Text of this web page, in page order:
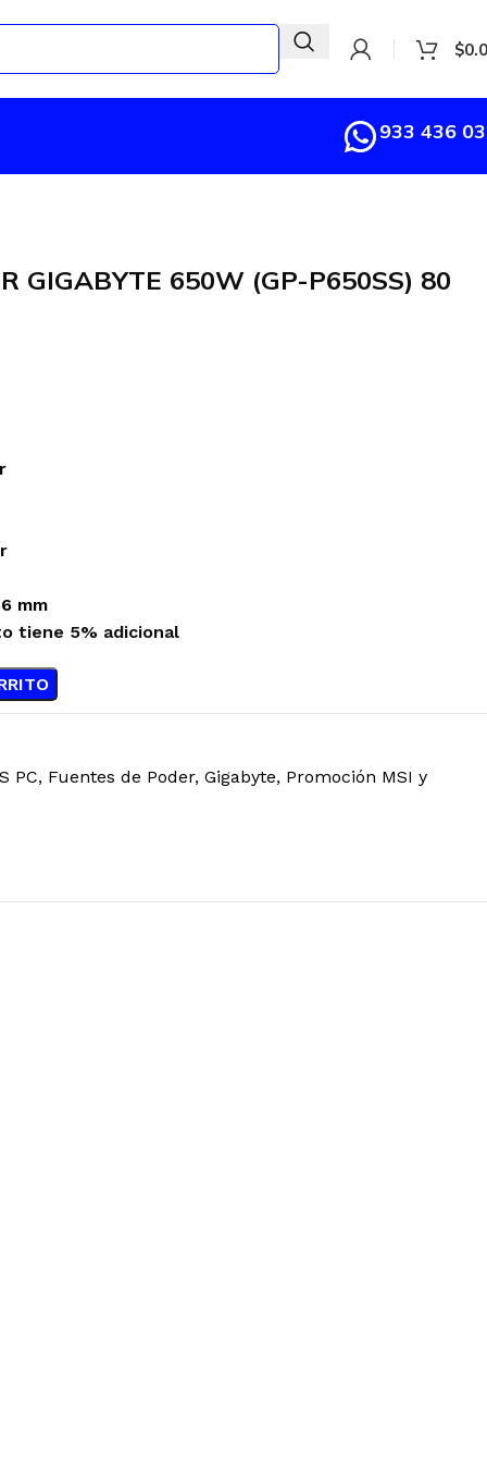
$
933 436
GIGABYTE 650W (GP-P650SS) 80
mm
tiene 5% adicional
PC, Fuentes de Poder, Gigabyte, Promoción MSI y